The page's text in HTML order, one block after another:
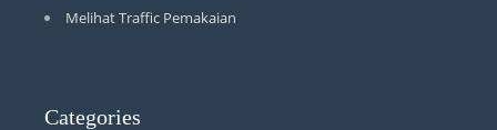
Melihat Traffic Pemakaian
Categories